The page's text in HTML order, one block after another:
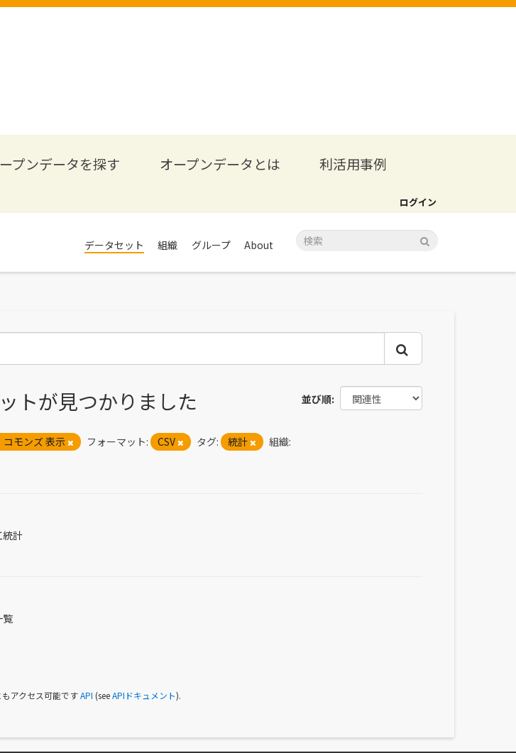
プンデータを探す オープンデータとは 利活用事例
ログイン
データセット 組織 グループ About
並び順
トが見つかりました
コモンズ 表示 フォーマット: CSV タグ: 統計
組織:
計
覧
アクセス可能ですAPI (seeAPIドキュメント).